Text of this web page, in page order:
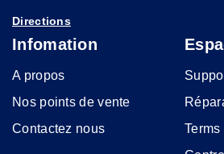
Directions
Infomation
A propos
Nos points de vente
Contactez nous